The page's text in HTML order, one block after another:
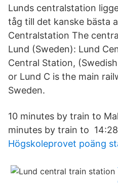
Lunds centralstation
tåg till det kanske bästa
Centralstation The
Lund (Sweden): Lund
Central Station,
or Lund C is the main
Sweden.
10 minutes by train to
minutes by train to
Högskoleprovet poäng